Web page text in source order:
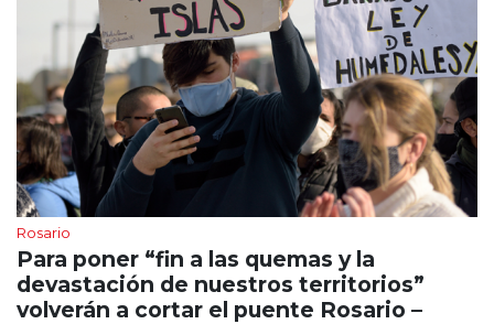
Rosario
Para poner “fin a las quemas y la
devastación de nuestros territorios”
volverán a cortar el puente Rosario –